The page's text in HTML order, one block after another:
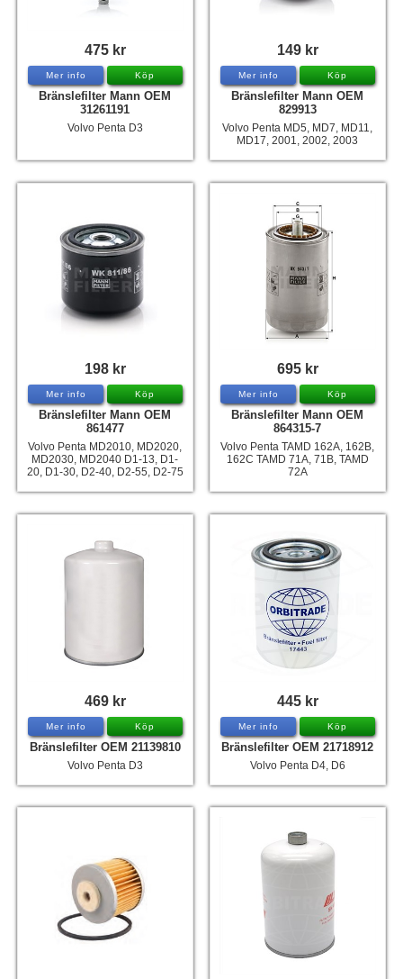
475 kr
Mer info Köp
Bränslefilter Mann OEM
31261191
Volvo Penta D3
149 kr
Mer info Köp
Bränslefilter Mann OEM
829913
Volvo Penta MD5, MD7, MD11,
MD17, 2001, 2002, 2003
198 kr
Mer info Köp
Bränslefilter Mann OEM
861477
Volvo Penta MD2010, MD2020,
MD2030, MD2040 D1-13, D1-
20, D1-30, D2-40, D2-55, D2-75
695 kr
Mer info Köp
Bränslefilter Mann OEM
864315-7
Volvo Penta TAMD 162A, 162B,
162C TAMD 71A, 71B, TAMD
72A
469 kr
Mer info Köp
Bränslefilter OEM 21139810
Volvo Penta D3
445 kr
Mer info Köp
Bränslefilter OEM 21718912
Volvo Penta D4, D6